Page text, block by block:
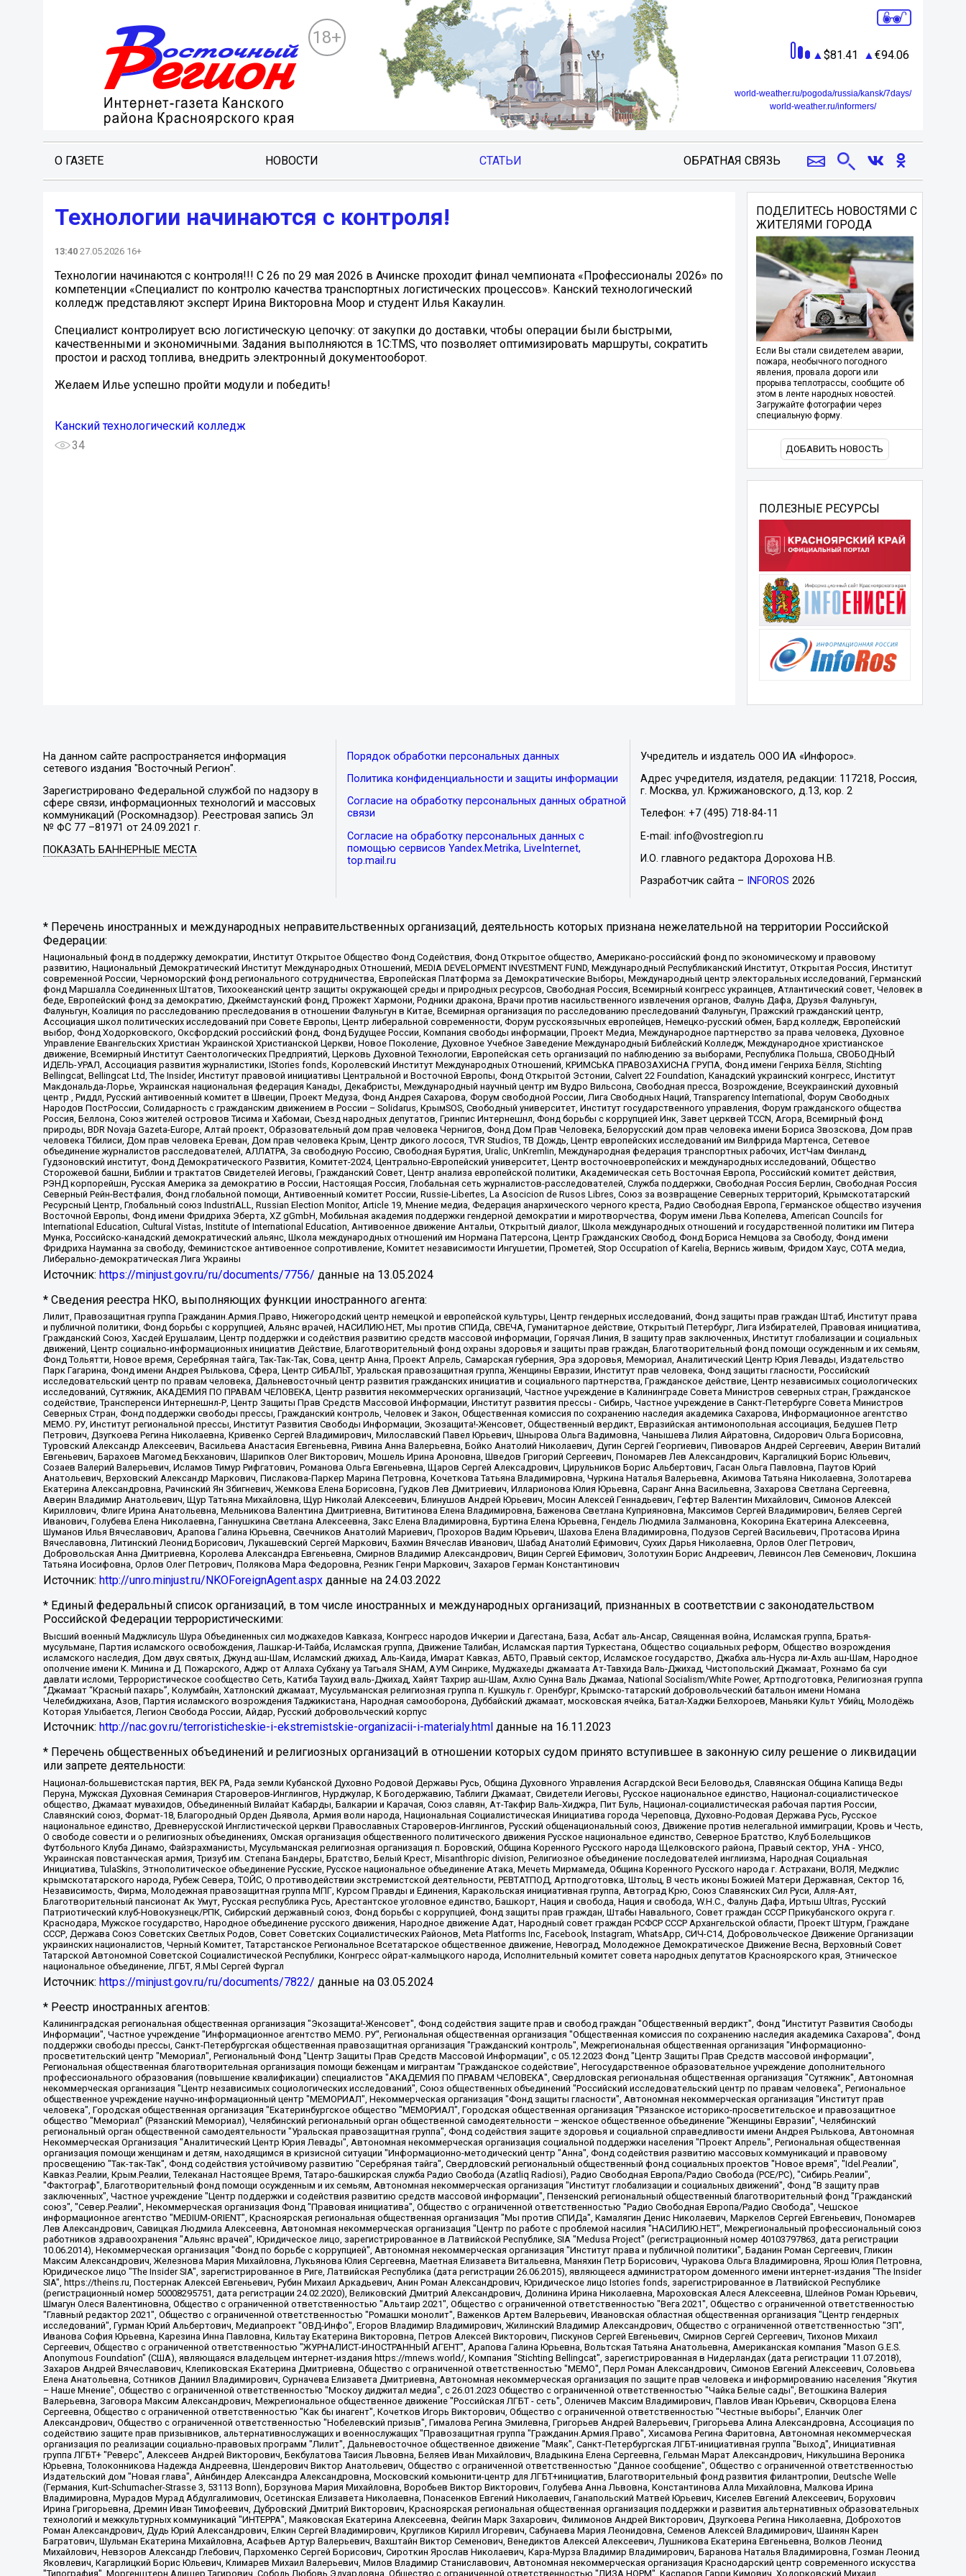
18+
81.41 94.06
world-weather.ru/pogoda/russia/kansk/7days/
world-weather.ru/informers/
О ГАЗЕТЕ НОВОСТИ СТАТЬИ ОБРАТНАЯ СВЯЗЬ
Технологии начинаются с контроля!
13:40 27.05.2026 16+
Технологии начинаются с контроля!!! С 26 по 29 мая 2026 в Ачинске проходит финал чемпионата «Профессионалы 2026» по
компетенции «Специалист по контролю качества транспортных логистических процессов». Канский технологический
колледж представляют эксперт Ирина Викторовна Моор и студент Илья Какаулин.
Специалист контролирует всю логистическую цепочку: от закупки до доставки, чтобы операции были быстрыми,
качественными и экономичными. Задания выполняются в 1С:TMS, что позволяет оптимизировать маршруты, сократить
простои и расход топлива, внедрить электронный документооборот.
Желаем Илье успешно пройти модули и победить!
Канский технологический колледж
34
ПОДЕЛИТЕСЬ НОВОСТЯМИ С
ЖИТЕЛЯМИ ГОРОДА
Если Вы стали свидетелем аварии,
пожара, необычного погодного
явления, провала дороги или
прорыва теплотрассы, сообщите об
этом в ленте народных новостей.
Загружайте фотографии через
специальную форму.
ДОБАВИТЬ НОВОСТЬ
ПОЛЕЗНЫЕ РЕСУРСЫ
На данном сайте распространяется информация
сетевого издания "Восточный Регион".
Зарегистрировано Федеральной службой по надзору в
сфере связи, информационных технологий и массовых
коммуникаций (Роскомнадзор). Реестровая запись Эл
№ ФС 77 –81971 от 24.09.2021 г.
ПОКАЗАТЬ БАННЕРНЫЕ МЕСТА
Порядок обработки персональных данных
Политика конфиденциальности и защиты информации
Согласие на обработку персональных данных обратной
связи
Согласие на обработку персональных данных с
помощью сервисов Yandex.Metrika, LiveInternet,
top.mail.ru
Учредитель и издатель ООО ИА «Инфорос».
Адрес учредителя, издателя, редакции: 117218, Россия,
г. Москва, ул. Кржижановского, д.13, кор. 2
Телефон: +7 (495) 718-84-11
E-mail: info@vostregion.ru
И.О. главного редактора Дорохова Н.В.
Разработчик сайта – INFOROS 2026
* Перечень иностранных и международных неправительственных организаций, деятельность которых признана нежелательной на территории Российской
Федерации:
Национальный фонд в поддержку демократии, Институт Открытое Общество Фонд Содействия, Фонд Открытое общество, Американо-российский фонд по экономическому и правовому
развитию, Национальный Демократический Институт Международных Отношений, MEDIA DEVELOPMENT INVESTMENT FUND, Международный Республиканский Институт, Открытая Россия, Институт
современной России, Черноморский фонд регионального сотрудничества, Европейская Платформа за Демократические Выборы, Международный центр электоральных исследований, Германский
фонд Маршалла Соединенных Штатов, Тихоокеанский центр защиты окружающей среды и природных ресурсов, Свободная Россия, Всемирный конгресс украинцев, Атлантический совет, Человек в
беде, Европейский фонд за демократию, Джеймстаунский фонд, Прожект Хармони, Родники дракона, Врачи против насильственного извлечения органов, Фалунь Дафа, Друзья Фалуньгун,
Фалуньгун, Коалиция по расследованию преследования в отношении Фалуньгун в Китае, Всемирная организация по расследованию преследований Фалуньгун, Пражский гражданский центр,
Ассоциация школ политических исследований при Совете Европы, Центр либеральной современности, Форум русскоязычных европейцев, Немецко-русский обмен, Бард колледж, Европейский
выбор, Фонд Ходорковского, Оксфордский российский фонд, Фонд Будущее России, Компания свободы информации, Проект Медиа, Международное партнерство за права человека, Духовное
Управление Евангельских Христиан Украинской Христианской Церкви, Новое Поколение, Духовное Учебное Заведение Международный Библейский Колледж, Международное христианское
движение, Всемирный Институт Саентологических Предприятий, Церковь Духовной Технологии, Европейская сеть организаций по наблюдению за выборами, Республика Польша, СВОБОДНЫЙ
ИДЕЛЬ-УРАЛ, Ассоциация развития журналистики, IStories fonds, Королевский Институт Международных Отношений, КРИМСЬКА ПРАВОЗАХИСНА ГРУПА, Фонд имени Генриха Бёлля, Stichting
Bellingcat, Bellingcat Ltd, The Insider, Институт правовой инициативы Центральной и Восточной Европы, Фонд Открытой Эстонии, Calvert 22 Foundation, Канадский украинский конгресс, Институт
Макдональда-Лорье, Украинская национальная федерация Канады, Декабристы, Международный научный центр им Вудро Вильсона, Свободная пресса, Возрождение, Всеукраинский духовный
центр , Риддл, Русский антивоенный комитет в Швеции, Проект Медуза, Фонд Андрея Сахарова, Форум свободной России, Лига Свободных Наций, Transparеncy International, Форум Свободных
Народов ПостРоссии, Солидарность с гражданским движением в России – Solidarus, КрымSOS, Свободный университет, Институт государственного управления, Форум гражданского общества
Россия, Беллона, Союз жителей островов Тисима и Хабомаи, Съезд народных депутатов, Гринпис Интернешнл, Фонд борьбы с коррупцией Инк, Завет церквей TCCN, Агора, Всемирный фонд
природы, BDR Novaja Gazeta-Europe, Алтай проект, Образовательный дом прав человека Чернигов, Фонд Дом Прав Человека, Белорусский дом прав человека имени Бориса Звозскова, Дом прав
человека Тбилиси, Дом прав человека Ереван, Дом прав человека Крым, Центр дикого лосося, TVR Studios, ТВ Дождь, Центр европейских исследований им Вилфрида Мартенса, Сетевое
объединение журналистов расследователей, АЛЛАТРА, За свободную Россию, Свободная Бурятия, Uralic, UnKremlin, Международная федерация транспортных рабочих, ИстЧам Финланд,
Гудзоновский институт, Фонд Демократического Развития, Комитет-2024, Центрально-Европейский университет, Центр восточноевропейских и международных исследований, Общество
Сторожевой башни, Библии и трактатов Свидетелей Иеговы, Гражданский Совет, Центр анализа европейской политики, Академическая сеть Восточная Европа, Российский комитет действия,
РЭНД корпорейшн, Русская Америка за демократию в России, Настоящая Россия, Глобальная сеть журналистов-расследователей, Служба поддержки, Свободная Россия Берлин, Свободная Россия
Северный Рейн-Вестфалия, Фонд глобальной помощи, Антивоенный комитет России, Russie-Libertes, La Asocicion de Rusos Libres, Союз за возвращение Северных территорий, Крымскотатарский
Ресурсный Центр, Глобальный союз IndustriALL, Russian Election Monitor, Article 19, Мнение медиа, Федерация анархического черного креста, Радио Свободная Европа, Германское общество изучения
Восточной Европы, Фонд имени Фридриха Эберта, XZ gGmbH, Мобильная академия поддержки гендерной демократии и миротворчества, Форум имени Льва Копелева, American Councils for
International Education, Cultural Vistas, Institute of International Education, Антивоенное движение Антальи, Открытый диалог, Школа международных отношений и государственной политики им Питера
Мунка, Российско-канадский демократический альянс, Школа международных отношений им Нормана Патерсона, Центр Гражданских Свобод, Фонд Бориса Немцова за Свободу, Фонд имени
Фридриха Науманна за свободу, Феминистское антивоенное сопротивление, Комитет независимости Ингушетии, Прометей, Stop Occupation of Karelia, Вернись живым, Фридом Хаус, СОТА медиа,
Либерально-демократическая Лига Украины
Источник: https://minjust.gov.ru/ru/documents/7756/ данные на 13.05.2024
* Сведения реестра НКО, выполняющих функции иностранного агента:
Лилит, Правозащитная группа Гражданин.Армия.Право, Нижегородский центр немецкой и европейской культуры, Центр гендерных исследований, Фонд защиты прав граждан Штаб, Институт права
и публичной политики, Фонд борьбы с коррупцией, Альянс врачей, НАСИЛИЮ.НЕТ, Мы против СПИДа, СВЕЧА, Гуманитарное действие, Открытый Петербург, Лига Избирателей, Правовая инициатива,
Гражданский Союз, Хасдей Ерушалаим, Центр поддержки и содействия развитию средств массовой информации, Горячая Линия, В защиту прав заключенных, Институт глобализации и социальных
движений, Центр социально-информационных инициатив Действие, Благотворительный фонд охраны здоровья и защиты прав граждан, Благотворительный фонд помощи осужденным и их семьям,
Фонд Тольятти, Новое время, Серебряная тайга, Так-Так-Так, Сова, центр Анна, Проект Апрель, Самарская губерния, Эра здоровья, Мемориал, Аналитический Центр Юрия Левады, Издательство
Парк Гагарина, Фонд имени Андрея Рылькова, Сфера, Центр СИБАЛЬТ, Уральская правозащитная группа, Женщины Евразии, Институт прав человека, Фонд защиты гласности, Российский
исследовательский центр по правам человека, Дальневосточный центр развития гражданских инициатив и социального партнерства, Гражданское действие, Центр независимых социологических
исследований, Сутяжник, АКАДЕМИЯ ПО ПРАВАМ ЧЕЛОВЕКА, Центр развития некоммерческих организаций, Частное учреждение в Калининграде Совета Министров северных стран, Гражданское
содействие, Трансперенси Интернешнл-Р, Центр Защиты Прав Средств Массовой Информации, Институт развития прессы - Сибирь, Частное учреждение в Санкт-Петербурге Совета Министров
Северных Стран, Фонд поддержки свободы прессы, Гражданский контроль, Человек и Закон, Общественная комиссия по сохранению наследия академика Сахарова, Информационное агентство
МЕМО. РУ, Институт региональной прессы, Институт Развития Свободы Информации, Экозащита!-Женсовет, Общественный вердикт, Евразийская антимонопольная ассоциация, Бедушев Петр
Петрович, Дзугкоева Регина Николаевна, Кривенко Сергей Владимирович, Милославский Павел Юрьевич, Шнырова Ольга Вадимовна, Чанышева Лилия Айратовна, Сидорович Ольга Борисовна,
Туровский Александр Алексеевич, Васильева Анастасия Евгеньевна, Ривина Анна Валерьевна, Бойко Анатолий Николаевич, Дугин Сергей Георгиевич, Пивоваров Андрей Сергеевич, Аверин Виталий
Евгеньевич, Барахоев Магомед Бекханович, Шарипков Олег Викторович, Мошель Ирина Ароновна, Шведов Григорий Сергеевич, Пономарев Лев Александрович, Каргалицкий Борис Юльевич,
Созаев Валерий Валерьевич, Исламов Тимур Рифгатович, Романова Ольга Евгеньевна, Щаров Сергей Алексадрович, Цирульников Борис Альбертович, Гасан Ольга Павловна, Паутов Юрий
Анатольевич, Верховский Александр Маркович, Пислакова-Паркер Марина Петровна, Кочеткова Татьяна Владимировна, Чуркина Наталья Валерьевна, Акимова Татьяна Николаевна, Золотарева
Екатерина Александровна, Рачинский Ян Збигневич, Жемкова Елена Борисовна, Гудков Лев Дмитриевич, Илларионова Юлия Юрьевна, Саранг Анна Васильевна, Захарова Светлана Сергеевна,
Аверин Владимир Анатольевич, Щур Татьяна Михайловна, Щур Николай Алексеевич, Блинушов Андрей Юрьевич, Мосин Алексей Геннадьевич, Гефтер Валентин Михайлович, Симонов Алексей
Кириллович, Флиге Ирина Анатольевна, Мельникова Валентина Дмитриевна, Вититинова Елена Владимировна, Баженова Светлана Куприяновна, Максимов Сергей Владимирович, Беляев Сергей
Иванович, Голубева Елена Николаевна, Ганнушкина Светлана Алексеевна, Закс Елена Владимировна, Буртина Елена Юрьевна, Гендель Людмила Залмановна, Кокорина Екатерина Алексеевна,
Шуманов Илья Вячеславович, Арапова Галина Юрьевна, Свечников Анатолий Мариевич, Прохоров Вадим Юрьевич, Шахова Елена Владимировна, Подузов Сергей Васильевич, Протасова Ирина
Вячеславовна, Литинский Леонид Борисович, Лукашевский Сергей Маркович, Бахмин Вячеслав Иванович, Шабад Анатолий Ефимович, Сухих Дарья Николаевна, Орлов Олег Петрович,
Добровольская Анна Дмитриевна, Королева Александра Евгеньевна, Смирнов Владимир Александрович, Вицин Сергей Ефимович, Золотухин Борис Андреевич, Левинсон Лев Семенович, Локшина
Татьяна Иосифовна, Орлов Олег Петрович, Полякова Мара Федоровна, Резник Генри Маркович, Захаров Герман Константинович
Источник: http://unro.minjust.ru/NKOForeignAgent.aspx данные на 24.03.2022
* Единый федеральный список организаций, в том числе иностранных и международных организаций, признанных в соответствии с законодательством
Российской Федерации террористическими:
Высший военный Маджлисуль Шура Объединенных сил моджахедов Кавказа, Конгресс народов Ичкерии и Дагестана, База, Асбат аль-Ансар, Священная война, Исламская группа, Братья-
мусульмане, Партия исламского освобождения, Лашкар-И-Тайба, Исламская группа, Движение Талибан, Исламская партия Туркестана, Общество социальных реформ, Общество возрождения
исламского наследия, Дом двух святых, Джунд аш-Шам, Исламский джихад, Аль-Каида, Имарат Кавказ, АБТО, Правый сектор, Исламское государство, Джабха аль-Нусра ли-Ахль аш-Шам, Народное
ополчение имени К. Минина и Д. Пожарского, Аджр от Аллаха Субхану уа Тагьаля SHAM, АУМ Синрике, Муджахеды джамаата Ат-Тавхида Валь-Джихад, Чистопольский Джамаат, Рохнамо ба суи
давлати исломи, Террористическое сообщество Сеть, Катиба Таухид валь-Джихад, Хайят Тахрир аш-Шам, Ахлю Сунна Валь Джамаа, National Socialism/White Power, Артподготовка, Религиозная группа
“Джамаат “Красный пахарь”, Колумбайн, Хатлонский джамаат, Мусульманская религиозная группа п. Кушкуль г. Оренбург, Крымско-татарский добровольческий батальон имени Номана
Челебиджихана, Азов, Партия исламского возрождения Таджикистана, Народная самооборона, Дуббайский джамаат, московская ячейка, Батал-Хаджи Белхороев, Маньяки Культ Убийц, Молодёжь
Которая Улыбается, Легион Свобода России, Айдар, Русский добровольческий корпус
Источник: http://nac.gov.ru/terroristicheskie-i-ekstremistskie-organizacii-i-materialy.html данные на 16.11.2023
* Перечень общественных объединений и религиозных организаций в отношении которых судом принято вступившее в законную силу решение о ликвидации
или запрете деятельности:
Национал-большевистская партия, ВЕК РА, Рада земли Кубанской Духовно Родовой Державы Русь, Община Духовного Управления Асгардской Веси Беловодья, Славянская Община Капища Веды
Перуна, Мужская Духовная Семинария Староверов-Инглингов, Нурджулар, К Богодержавию, Таблиги Джамаат, Свидетели Иеговы, Русское национальное единство, Национал-социалистическое
общество, Джамаат мувахидов, Объединенный Вилайат Кабарды, Балкарии и Карачая, Союз славян, Ат-Такфир Валь-Хиджра, Пит Буль, Национал-социалистическая рабочая партия России,
Славянский союз, Формат-18, Благородный Орден Дьявола, Армия воли народа, Национальная Социалистическая Инициатива города Череповца, Духовно-Родовая Держава Русь, Русское
национальное единство, Древнерусской Инглистической церкви Православных Староверов-Инглингов, Русский общенациональный союз, Движение против нелегальной иммиграции, Кровь и Честь,
О свободе совести и о религиозных объединениях, Омская организация общественного политического движения Русское национальное единство, Северное Братство, Клуб Болельщиков
Футбольного Клуба Динамо, Файзрахманисты, Мусульманская религиозная организация п. Боровский, Община Коренного Русского народа Щелковского района, Правый сектор, УНА - УНСО,
Украинская повстанческая армия, Тризуб им. Степана Бандеры, Братство, Белый Крест, Misanthropic division, Религиозное объединение последователей инглиизма, Народная Социальная
Инициатива, TulaSkins, Этнополитическое объединение Русские, Русское национальное объединение Атака, Мечеть Мирмамеда, Община Коренного Русского народа г. Астрахани, ВОЛЯ, Меджлис
крымскотатарского народа, Рубеж Севера, ТОЙС, О противодействии экстремистской деятельности, РЕВТАТПОД, Артподготовка, Штольц, В честь иконы Божией Матери Державная, Сектор 16,
Независимость, Фирма, Молодежная правозащитная группа МПГ, Курсом Правды и Единения, Каракольская инициативная группа, Автоград Крю, Союз Славянских Сил Руси, Алля-Аят,
Благотворительный пансионат Ак Умут, Русская республика Русь, Арестантское уголовное единство, Башкорт, Нация и свобода, Нация и свобода, W.H.С., Фалунь Дафа, Иртыш Ultras, Русский
Патриотический клуб-Новокузнецк/РПК, Сибирский державный союз, Фонд борьбы с коррупцией, Фонд защиты прав граждан, Штабы Навального, Совет граждан СССР Прикубанского округа г.
Краснодара, Мужское государство, Народное объединение русского движения, Народное движение Адат, Народный совет граждан РСФСР СССР Архангельской области, Проект Штурм, Граждане
СССР, Держава Союз Советских Светлых Родов, Совет Советских Социалистических Районов, Meta Platforms Inc, Facebook, Instagram, WhatsApp, СИЧ-С14, Добровольческое Движение Организации
украинских националистов, Черный Комитет, Татарстанское Региональное Всетатарское общественное движение, Невоград, Молодежное Демократическое Движение Весна, Верховный Совет
Татарской Автономной Советской Социалистической Республики, Конгресс ойрат-калмыцкого народа, Исполнительный комитет совета народных депутатов Красноярского края, Этническое
национальное объединение, ЛГБТ, Я.МЫ Сергей Фургал
Источник: https://minjust.gov.ru/ru/documents/7822/ данные на 03.05.2024
* Реестр иностранных агентов:
Калининградская региональная общественная организация "Экозащита!-Женсовет", Фонд содействия защите прав и свобод граждан "Общественный вердикт", Фонд "Институт Развития Свободы Информации", Частное учреждение "Информационное агентство МЕМО. РУ", Региональная общественная организация "Общественная комиссия по сохранению наследия академика Сахарова", Фонд поддержки свободы прессы, Санкт-Петербургская общественная правозащитная организация "Гражданский контроль", Межрегиональная общественная организация "Информационно-просветительский центр "Мемориал", Региональный Фонд "Центр Защиты Прав Средств Массовой Информации", с 05.12.2023 Фонд "Центр Защиты Прав Средств массовой информации", Региональная общественная благотворительная организация помощи беженцам и мигрантам "Гражданское содействие", Негосударственное образовательное учреждение дополнительного профессионального образования (повышение квалификации) специалистов "АКАДЕМИЯ ПО ПРАВАМ ЧЕЛОВЕКА", Свердловская региональная общественная организация "Сутяжник", Автономная некоммерческая организация "Центр независимых социологических исследований", Союз общественных объединений "Российский исследовательский центр по правам человека", Региональное общественное учреждение научно-информационный центр "МЕМОРИАЛ", Некоммерческая организация "Фонд защиты гласности", Автономная некоммерческая организация "Институт прав человека", Городская общественная организация "Екатеринбургское общество "МЕМОРИАЛ", Городская общественная организация "Рязанское историко-просветительское и правозащитное общество "Мемориал" (Рязанский Мемориал), Челябинский региональный орган общественной самодеятельности – женское общественное объединение "Женщины Евразии", Челябинский региональный орган общественной самодеятельности "Уральская правозащитная группа", Фонд содействия защите здоровья и социальной справедливости имени Андрея Рылькова, Автономная Некоммерческая Организация "Аналитический Центр Юрия Левады", Автономная некоммерческая организация социальной поддержки населения "Проект Апрель", Региональная общественная организация помощи женщинам и детям, находящимся в кризисной ситуации "Информационно-методический центр "Анна", Фонд содействия развитию массовых коммуникаций и правовому просвещению "Так-так-Так", Фонд содействия устойчивому развитию "Серебряная тайга", Свердловский региональный общественный фонд социальных проектов "Новое время", "Idel.Реалии", Кавказ.Реалии, Крым.Реалии, Телеканал Настоящее Время, Татаро-башкирская служба Радио Свобода (Azatliq Radiosi), Радио Свободная Европа/Радио Свобода (PCE/PC), "Сибирь.Реалии", "Фактограф", Благотворительный фонд помощи осужденным и их семьям, Автономная некоммерческая организация "Институт глобализации и социальных движений", Фонд "В защиту прав заключенных", Частное учреждение "Центр поддержки и содействия развитию средств массовой информации", Пензенский региональный общественный благотворительный фонд "Гражданский союз", "Север.Реалии", Некоммерческая организация Фонд "Правовая инициатива", Общество с ограниченной ответственностью "Радио Свободная Европа/Радио Свобода", Чешское информационное агентство "MEDIUM-ORIENT", Красноярская региональная общественная организация "Мы против СПИДа", Камалягин Денис Николаевич, Маркелов Сергей Евгеньевич, Пономарев Лев Александрович, Савицкая Людмила Алексеевна, Автономная некоммерческая организация "Центр по работе с проблемой насилия "НАСИЛИЮ.НЕТ", Межрегиональный профессиональный союз работников здравоохранения "Альянс врачей", Юридическое лицо, зарегистрированное в Латвийской Республике, SIA "Medusa Project" (регистрационный номер 40103797863, дата регистрации 10.06.2014), Некоммерческая организация "Фонд по борьбе с коррупцией", Автономная некоммерческая организация "Институт права и публичной политики", Баданин Роман Сергеевич, Гликин Максим Александрович, Железнова Мария Михайловна, Лукьянова Юлия Сергеевна, Маетная Елизавета Витальевна, Маняхин Петр Борисович, Чуракова Ольга Владимировна, Ярош Юлия Петровна, Юридическое лицо "The Insider SIA", зарегистрированное в Риге, Латвийская Республика (дата регистрации 26.06.2015), являющееся администратором доменного имени интернет-издания "The Insider SIA", https://theins.ru, Постернак Алексей Евгеньевич, Рубин Михаил Аркадьевич, Анин Роман Александрович, Юридическое лицо Istories fonds, зарегистрированное в Латвийской Республике (регистрационный номер 50008295751, дата регистрации 24.02.2020), Великовский Дмитрий Александрович, Долинина Ирина Николаевна, Мароховская Алеся Алексеевна, Шлейнов Роман Юрьевич, Шмагун Олеся Валентиновна, Общество с ограниченной ответственностью "Альтаир 2021", Общество с ограниченной ответственностью "Вега 2021", Общество с ограниченной ответственностью "Главный редактор 2021", Общество с ограниченной ответственностью "Ромашки монолит", Важенков Артем Валерьевич, Ивановская областная общественная организация "Центр гендерных исследований", Гурман Юрий Альбертович, Медиапроект "ОВД-Инфо", Егоров Владимир Владимирович, Жилинский Владимир Александрович, Общество с ограниченной ответственностью "ЗП", Иванова София Юрьевна, Карезина Инна Павловна, Кильтау Екатерина Викторовна, Петров Алексей Викторович, Пискунов Сергей Евгеньевич, Смирнов Сергей Сергеевич, Тихонов Михаил Сергеевич, Общество с ограниченной ответственностью "ЖУРНАЛИСТ-ИНОСТРАННЫЙ АГЕНТ", Арапова Галина Юрьевна, Вольтская Татьяна Анатольевна, Американская компания "Mason G.E.S. Anonymous Foundation" (США), являющаяся владельцем интернет-издания https://mnews.world/, Компания "Stichting Bellingcat", зарегистрированная в Нидерландах (дата регистрации 11.07.2018), Захаров Андрей Вячеславович, Клепиковская Екатерина Дмитриевна, Общество с ограниченной ответственностью "МЕМО", Перл Роман Александрович, Симонов Евгений Алексеевич, Соловьева Елена Анатольевна, Сотников Даниил Владимирович, Сурначева Елизавета Дмитриевна, Автономная некоммерческая организация по защите прав человека и информированию населения "Якутия – Наше Мнение", Общество с ограниченной ответственностью "Москоу диджитал медиа", с 26.01.2023 Общество с ограниченной ответственностью "Чайка Белые сады", Ветошкина Валерия Валерьевна, Заговора Максим Александрович, Межрегиональное общественное движение "Российская ЛГБТ - сеть", Оленичев Максим Владимирович, Павлов Иван Юрьевич, Скворцова Елена Сергеевна, Общество с ограниченной ответственностью "Как бы инагент", Кочетков Игорь Викторович, Общество с ограниченной ответственностью "Честные выборы", Еланчик Олег Александрович, Общество с ограниченной ответственностью "Нобелевский призыв", Гималова Регина Эмилевна, Григорьев Андрей Валерьевич, Григорьева Алина Александровна, Ассоциация по содействию защите прав призывников, альтернативнослужащих и военнослужащих "Правозащитная группа "Гражданин.Армия.Право", Хисамова Регина Фаритовна, Автономная некоммерческая организация по реализации социально-правовых программ "Лилит", Дальневосточное общественное движение "Маяк", Санкт-Петербургская ЛГБТ-инициативная группа "Выход", Инициативная группа ЛГБТ+ "Реверс", Алексеев Андрей Викторович, Бекбулатова Таисия Львовна, Беляев Иван Михайлович, Владыкина Елена Сергеевна, Гельман Марат Александрович, Никульшина Вероника Юрьевна, Толоконникова Надежда Андреевна, Шендерович Виктор Анатольевич, Общество с ограниченной ответственностью "Данное сообщение", Общество с ограниченной ответственностью Издательский дом "Новая глава", Айнбиндер Александра Александровна, Московский комьюнити-центр для ЛГБТ+инициатив, Благотворительный фонд развития филантропии, Deutsche Welle (Германия, Kurt-Schumacher-Strasse 3, 53113 Bonn), Борзунова Мария Михайловна, Воробьев Виктор Викторович, Голубева Анна Львовна, Константинова Алла Михайловна, Малкова Ирина Владимировна, Мурадов Мурад Абдулгалимович, Осетинская Елизавета Николаевна, Понасенков Евгений Николаевич, Ганапольский Матвей Юрьевич, Киселев Евгений Алексеевич, Борухович Ирина Григорьевна, Дремин Иван Тимофеевич, Дубровский Дмитрий Викторович, Красноярская региональная общественная организация поддержки и развития альтернативных образовательных технологий и межкультурных коммуникаций "ИНТЕРРА", Маяковская Екатерина Алексеевна, Фейгин Марк Захарович, Филимонов Андрей Викторович, Дзугкоева Регина Николаевна, Доброхотов Роман Александрович, Дудь Юрий Александрович, Елкин Сергей Владимирович, Кругликов Кирилл Игоревич, Сабунаева Мария Леонидовна, Семенов Алексей Владимирович, Шаинян Карен Багратович, Шульман Екатерина Михайловна, Асафьев Артур Валерьевич, Вахштайн Виктор Семенович, Венедиктов Алексей Алексеевич, Лушникова Екатерина Евгеньевна, Волков Леонид Михайлович, Невзоров Александр Глебович, Пархоменко Сергей Борисович, Сироткин Ярослав Николаевич, Кара-Мурза Владимир Владимирович, Баранова Наталья Владимировна, Гозман Леонид Яковлевич, Кагарлицкий Борис Юльевич, Климарев Михаил Валерьевич, Милов Владимир Станиславович, Автономная некоммерческая организация Краснодарский центр современного искусства "Типография", Моргенштерн Алишер Тагирович, Соболь Любовь Эдуардовна, Общество с ограниченной ответственностью "ЛИЗА НОРМ", Каспаров Гарри Кимович, Ходорковский Михаил Борисович, Общество с ограниченной ответственностью "Апрельские тезисы", Данилович Ирина Брониславовна, Кашин Олег Владимирович, Петров Николай Владимирович, Пивоваров Алексей Владимирович, Соколов Михаил Владимирович, Цветкова Юлия Владимировна, Чичваркин Евгений Александрович, Комитет против пыток/Команда против пыток, Общество с ограниченной ответственностью "Первый научный", Общество с ограниченной ответственностью "Вертолет и ко", Белоцерковская Вероника Борисовна, Кац Максим Евгеньевич, Лазарева Татьяна Юрьевна, Шаведдинов Руслан Табризович, Яшин Илья Валерьевич, Общество с ограниченной ответственностью "Иноагент ААВ", Алешковский Дмитрий Петрович, Альбац Евгения Марковна, Быков Дмитрий Львович, Галямина Юлия Евгеньевна, Лойко Сергей Леонидович, Мартынов Кирилл Константинович, Медведев Сергей Александрович, Крашенинников Федор Геннадиевич, Гордеева Катерина Вл